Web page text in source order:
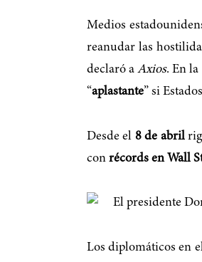
Medios
reanudar las
declaró aAxios. En
“aplastante” si
Desde el 8 de abril
con récords en Wall
Los diplomáticos en